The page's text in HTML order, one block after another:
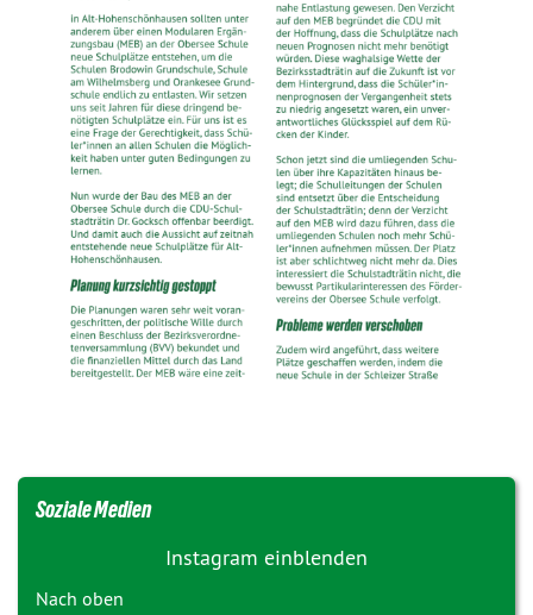
Soziale Medien
Instagram einblenden
Nach oben